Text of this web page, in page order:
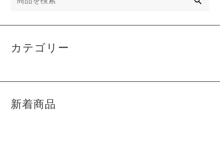
カテゴリー
新着商品